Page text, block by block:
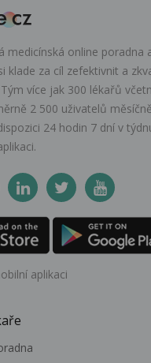
medicínská online poradna
klade za cíl zefektivnit a
více jak 300 lékařů
2 500 uživatelů
24 hodin 7 dní v
aplikaci